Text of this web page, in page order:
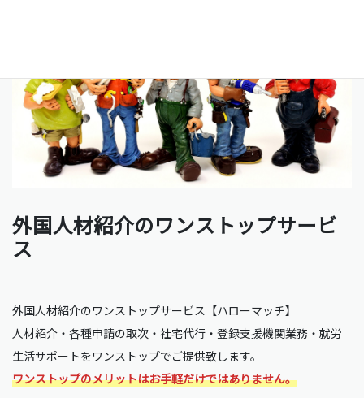
外国人材紹介のワンストップサービ
ス
外国人材紹介のワンストップサービス【ハローマッチ】
人材紹介・各種申請の取次・社宅代行・登録支援機関業務・就労
生活サポートをワンストップでご提供致します。
ワンストップのメリットはお手軽だけではありません。